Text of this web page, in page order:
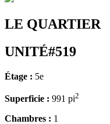
LE QUARTIER
UNITÉ#519
Étage : 5e
Superficie : 991 pi2
Chambres : 1